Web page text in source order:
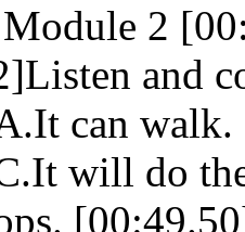
2
and
can
will do